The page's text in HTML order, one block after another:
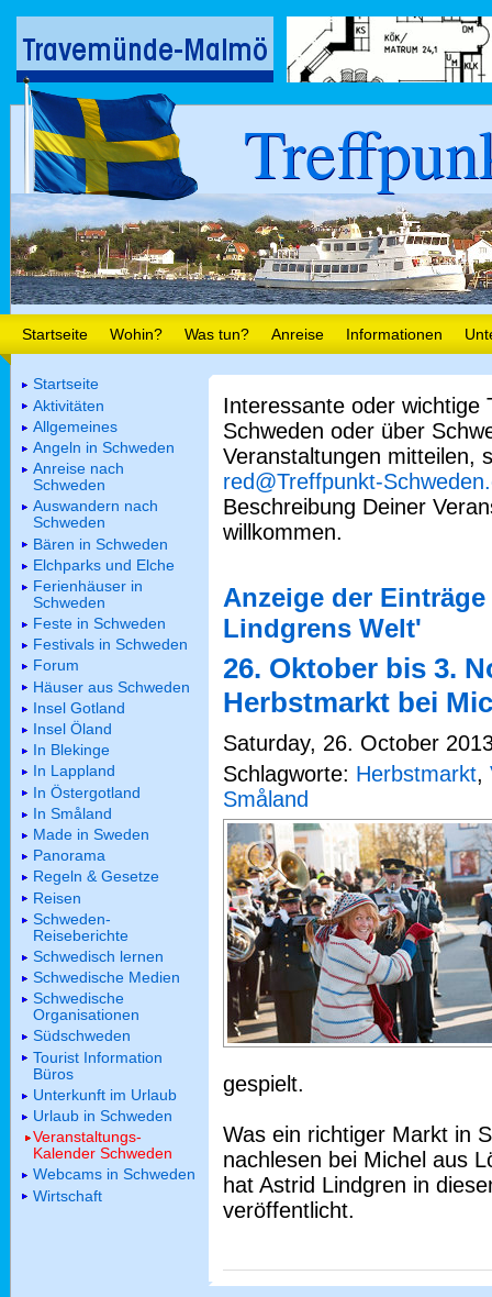
Startseite Wohin? Was tun? Anreise Informationen
Interessante oder wichtige
Schweden oder über
Veranstaltungen mitteilen,
red@Treffpunkt-
Beschreibung Deiner
willkommen.
Anzeige der
Lindgrens Welt'
26. Oktober bis 3.
Herbstmarkt bei
Saturday, 26. October
Schlagworte: Herbstmarkt,
Småland
gespielt.
Was ein richtiger Markt in
nachlesen bei Michel aus
hat Astrid Lindgren in
veröffentlicht.
Startseite
Aktivitäten
Allgemeines
Angeln in Schweden
Anreise nach
Schweden
Auswandern nach
Schweden
Bären in Schweden
Elchparks und Elche
Ferienhäuser in
Schweden
Feste in Schweden
Festivals in Schweden
Forum
Häuser aus Schweden
Insel Gotland
Insel Öland
In Blekinge
In Lappland
In Östergotland
In Småland
Made in Sweden
Panorama
Regeln & Gesetze
Reisen
Schweden-
Reiseberichte
Schwedisch lernen
Schwedische Medien
Schwedische
Organisationen
Südschweden
Tourist Information
Büros
Unterkunft im Urlaub
Urlaub in Schweden
Veranstaltungs-
Kalender Schweden
Webcams in Schweden
Wirtschaft